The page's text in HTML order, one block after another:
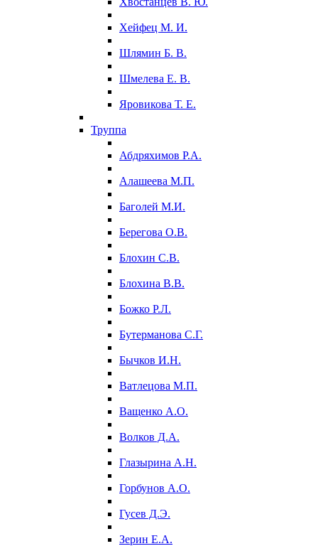
Хейфец М. И.
Шлямин Б. В.
Шмелева Е. В.
Яровикова Т. Е.
Труппа
Абдряхимов Р.А.
Алашеева М.П.
Баголей М.И.
Берегова О.В.
Блохин С.В.
Блохина В.В.
Божко Р.Л.
Бутерманова С.Г.
Бычков И.Н.
Ватлецова М.П.
Ващенко А.О.
Волков Д.А.
Глазырина А.Н.
Горбунов А.О.
Гусев Д.Э.
Зерин Е.А.